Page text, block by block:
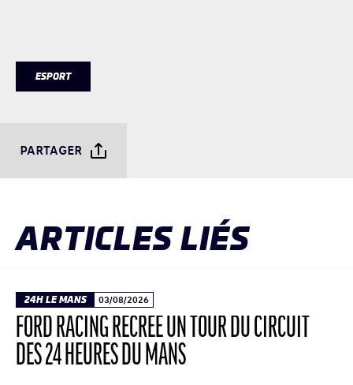
ESPORT
PARTAGER
ARTICLES LIÉS
24H LE MANS 03/08/2026
FORD RACING RECRÉE UN TOUR DU CIRCUIT
DES 24 HEURES DU MANS